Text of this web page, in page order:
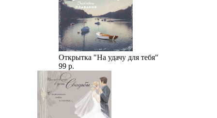
Открытка "На удачу для тебя"
99 р.